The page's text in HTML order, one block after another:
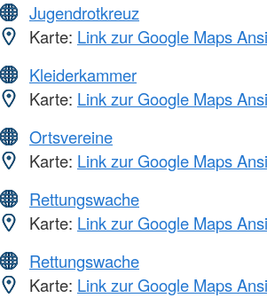
Jugendrotkreuz
Karte: Link zur Google Maps
Kleiderkammer
Karte: Link zur Google Maps
Ortsvereine
Karte: Link zur Google Maps
Rettungswache
Karte: Link zur Google Maps
Rettungswache
Karte: Link zur Google Maps